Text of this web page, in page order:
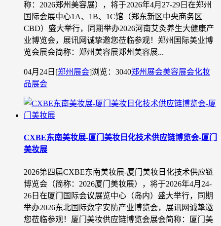
称：2026郑州美容展），将于2026年4月27-29日在郑州
国际会展中心1A、1B、1C馆（郑东新区中央商务区
CBD）盛大举行，同期举办2026河南艾灸养生大健康产
业博览会，展讯网诚挚邀您莅临参观！郑州国际美业博
览会展会简称：郑州美容展郑州美容展...
04月24日 [郑州展会]浏览：3040郑州展会美容展会化妆
品展会
CXBE东南美妆展-厦门美妆日化技术供应链博览会-厦门
美妆展
2026第四届CXBE东南美妆展-厦门美妆日化技术供应链
博览会（简称：2026厦门美妆展），将于2026年4月24-
26日在厦门国际会议展览中心（岛内）盛大举行，同期
举办2026东北国际数字安防产业博览会，展讯网诚挚邀
您莅临参观！厦门美妆供应链博览会展会简称：厦门美